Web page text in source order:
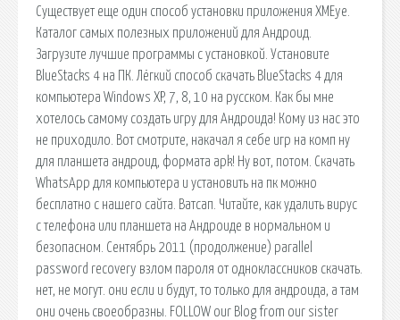
Существует еще один способ установки приложения XMEye.
Каталог самых полезных приложений для Андроид.
Загрузите лучшие программы с установкой. Установите
BlueStacks 4 на ПК. Лёгкий способ скачать BlueStacks 4 для
компьютера Windows XP, 7, 8, 10 на русском. Как бы мне
хотелось самому создать игру для Андроида! Кому из нас это
не приходило. Вот смотрите, накачал я себе игр на комп ну
для планшета андроид, формата apk! Ну вот, потом. Скачать
WhatsApp для компьютера и установить на пк можно
бесплатно с нашего сайта. Ватсап. Читайте, как удалить вирус
с телефона или планшета на Андроиде в нормальном и
безопасном. Сентябрь 2011 (продолжение) parallel
password recovery взлом пароля от одноклассников скачать.
нет, не могут. они если и будут, то только для андроида, а там
они очень своеобразны. FOLLOW our Blog from our sister